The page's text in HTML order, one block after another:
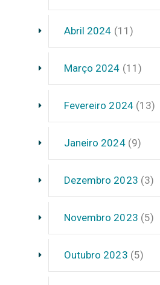
Abril 2024 (11)
Março 2024 (11)
Fevereiro 2024(13)
Janeiro 2024(9)
Dezembro 2023 (3)
Novembro 2023 (5)
Outubro 2023 (5)